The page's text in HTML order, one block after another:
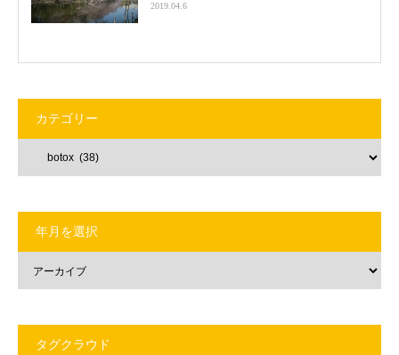
2019.04.6
カテゴリー
年月を選択
タグクラウド